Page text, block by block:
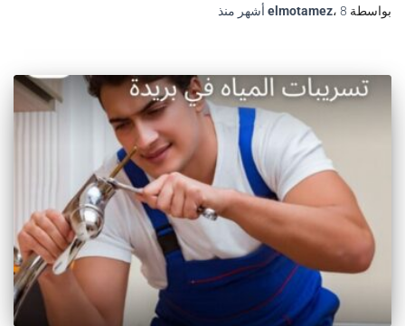
بواسطة
elmotamez، 8 أشهر منذ